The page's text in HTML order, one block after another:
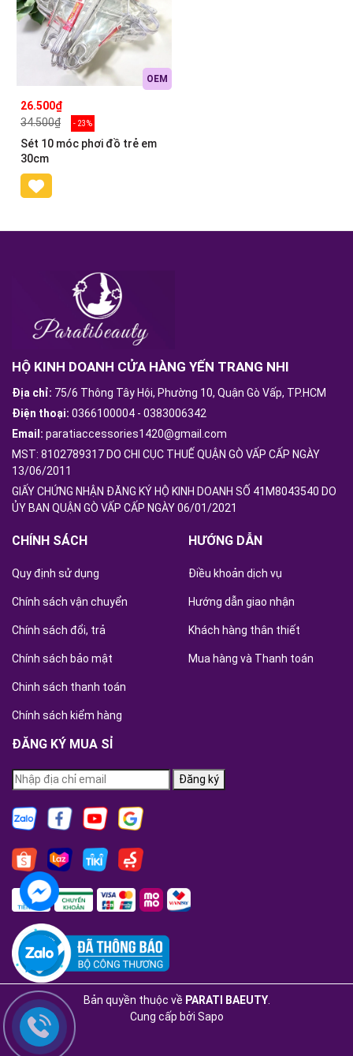
OEM
26.500₫
34.500₫
- 23%
Sét 10 móc phơi đồ trẻ em
30cm
HỘ KINH DOANH CỬA HÀNG YẾN TRANG NHI
Địa chỉ: 75/6 Thông Tây Hội, Phường 10, Quận Gò Vấp, TP.HCM
Điện thoại: 0366100004 - 0383006342
Email: paratiaccessories1420@gmail.com
MST: 8102789317 DO CHI CỤC THUẾ QUẬN GÒ VẤP CẤP NGÀY
13/06/2011
GIẤY CHỨNG NHẬN ĐĂNG KÝ HỘ KINH DOANH SỐ 41M8043540 DO
ỦY BAN QUẬN GÒ VẤP CẤP NGÀY 06/01/2021
CHÍNH SÁCH
Quy định sử dụng
Chính sách vận chuyển
Chính sách đổi, trả
Chính sách bảo mật
Chinh sách thanh toán
Chính sách kiểm hàng
HƯỚNG DẪN
Điều khoản dịch vụ
Hướng dẫn giao nhận
Khách hàng thân thiết
Mua hàng và Thanh toán
ĐĂNG KÝ MUA SỈ
Đăng ký
Bản quyền thuộc về PARATI BAEUTY.
Cung cấp bởi Sapo